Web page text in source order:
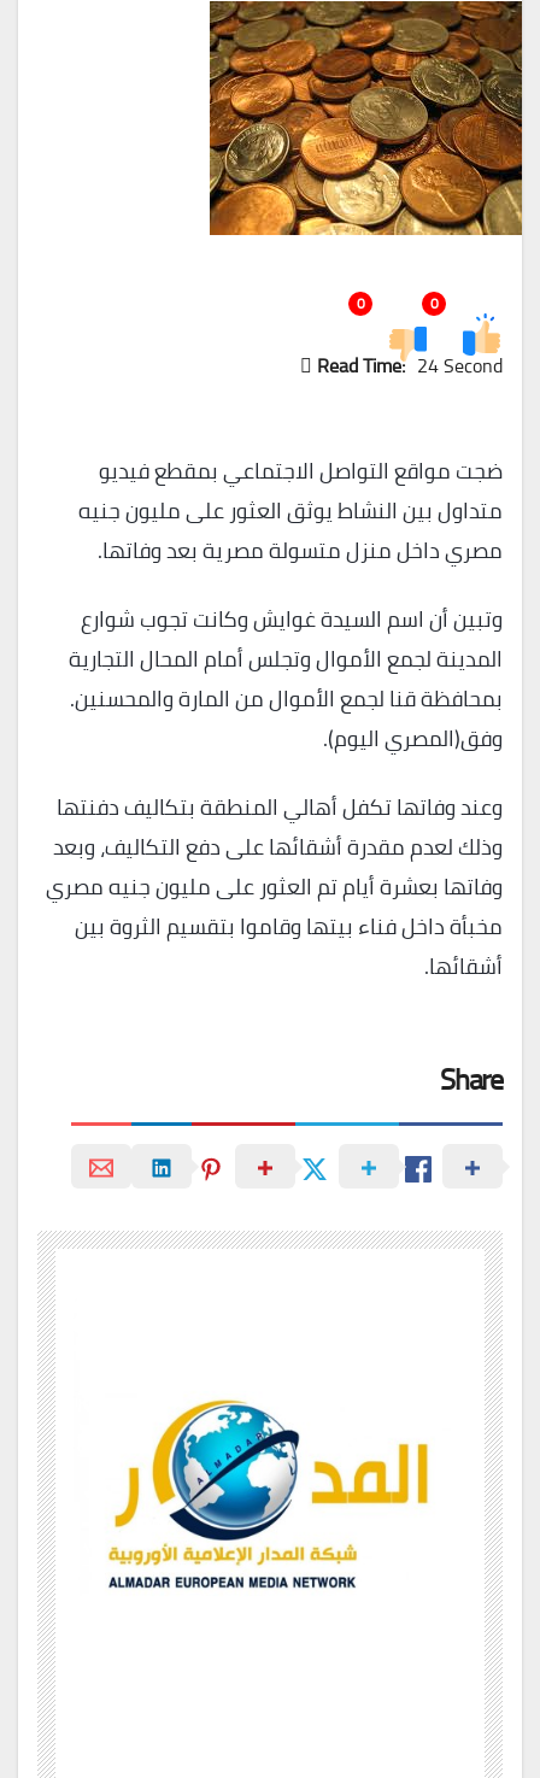
0
0
Read Time: 24 Second
ضجت مواقع التواصل الاجتماعي بمقطع فيديو
متداول بين النشاط يوثق العثور على مليون جنيه
مصري داخل منزل متسولة مصرية بعد وفاتها.
وتبين أن اسم السيدة غوايش وكانت تجوب شوارع
المدينة لجمع الأموال وتجلس أمام المحال التجارية
بمحافظة قنا لجمع الأموال من المارة والمحسنين.
وفق(المصري اليوم).
وعند وفاتها تكفل أهالي المنطقة بتكاليف دفنتها
وذلك لعدم مقدرة أشقائها على دفع التكاليف، وبعد
وفاتها بعشرة أيام تم العثور على مليون جنيه مصري
مخبأة داخل فناء بيتها وقاموا بتقسيم الثروة بين
أشقائها.
Share